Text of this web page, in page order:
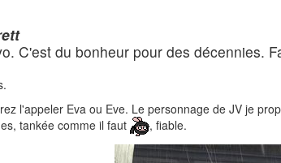
C'est du bonheur pour des décennies.
l'appeler Eva ou Eve. Le personnage de JV je
tankée comme il faut
, fiable.